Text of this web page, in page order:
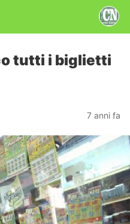
tutti i biglietti
7 anni fa